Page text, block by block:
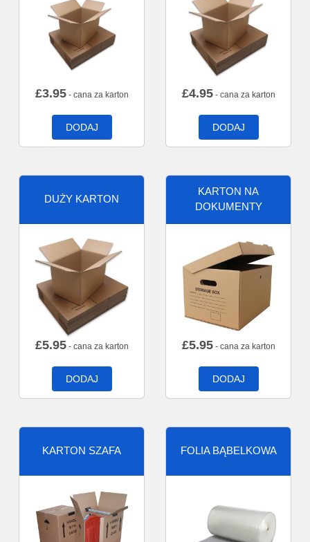
£3.95- cana za karton
DODAJ
£4.95- cana za karton
DODAJ
DUŻY KARTON
£5.95- cana za karton
DODAJ
KARTON NA
DOKUMENTY
£5.95- cana za karton
DODAJ
KARTON SZAFA FOLIA BĄBELKOWA